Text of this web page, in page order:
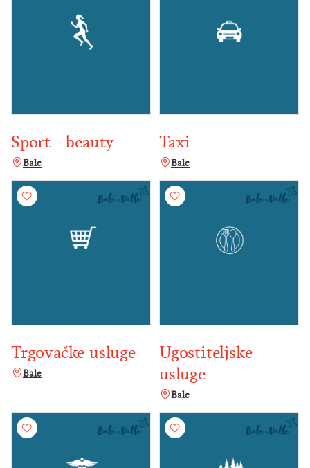
Sport - beauty
Bale
Taxi
Bale
Trgovačke usluge
Bale
Ugostiteljske
usluge
Bale